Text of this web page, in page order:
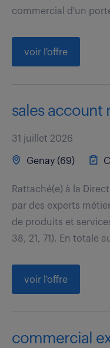
commercial d'un
voir l'offre
sales account
31 juillet 2026
Genay (69)
Rattaché(e) à la
par des experts
de produits et
38, 21, 71). En totale
voir l'offre
commercial